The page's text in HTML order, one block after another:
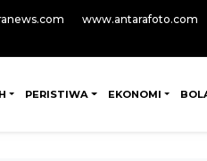
www.antarafoto.com
PERISTIWA EKONOMI